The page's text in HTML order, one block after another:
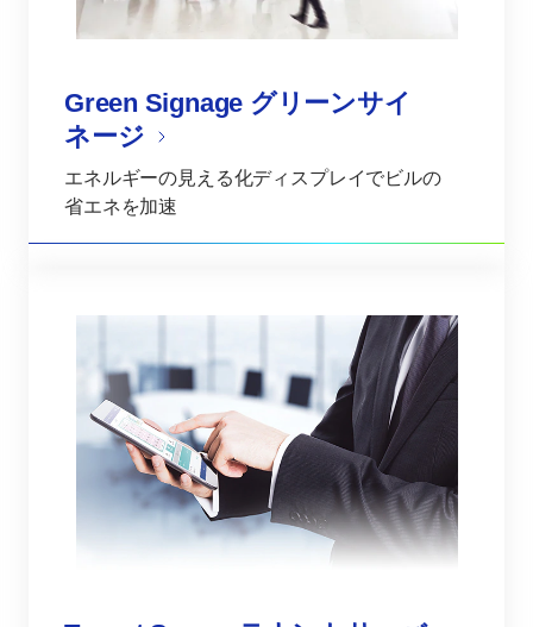
Green Signage グリーンサイ
ネージ
エネルギーの見える化ディスプレイでビルの
省エネを加速